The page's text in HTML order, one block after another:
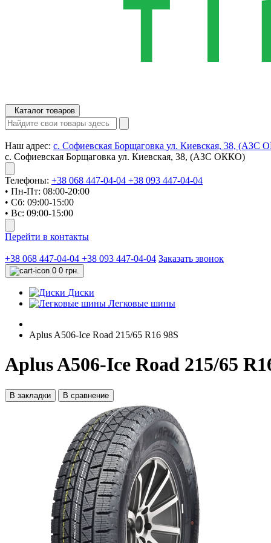
Каталог товаров
Наш адрес: с. Софиевская Борщаговка ул. Киевская, 38, (АЗС
с. Софиевская Борщаговка ул. Киевская, 38, (АЗС ОККО)
Телефоны: +38 068 447-04-04 +38 093 447-04-04
• Пн-Пт: 08:00-20:00
• Сб: 09:00-15:00
• Вс: 09:00-15:00
Перейти в контакты
+38 068 447-04-04 +38 093 447-04-04 Заказать звонок
0 0 грн.
Диски
Легковые шины
Aplus A506-Ice Road 215/65 R16 98S
Aplus A506-Ice Road 215/65
В закладки В сравнение